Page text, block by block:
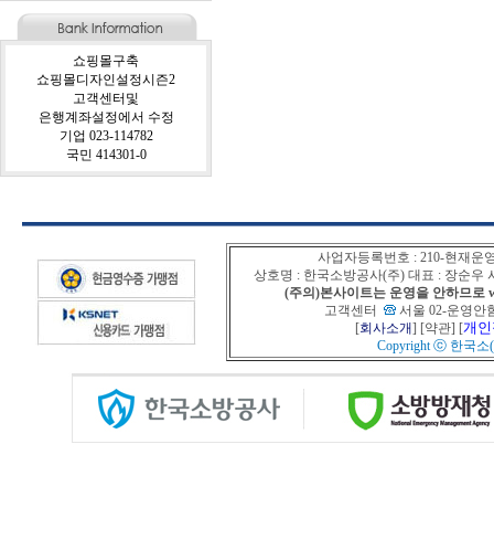
쇼핑몰구축
쇼핑몰디자인설정시즌2
고객센터및
은행계좌설정에서 수정
기업 023-114782
국민 414301-0
사업자등록번호 : 210-현재운
상호명 : 한국소방공사(주) 대표 : 장순우
(주의)본사이트는 운영을 안하므로
고객센터
서울 02-운영안
[회사소개] [약관] [개
Copyright ⓒ 한국소